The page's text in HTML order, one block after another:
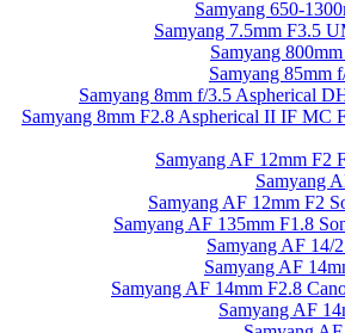
Samyang 650-
Samyang 7.5mm F3.5
Samyang
Samyang 85mm
Samyang 8mm f/3.5 Aspherical
Samyang 8mm F2.8 Aspherical II IF MC
Samyang AF 12mm F2
Samyang
Samyang AF 12mm F2
Samyang AF 135mm F1.8
Samyang AF 14/
Samyang AF
Samyang AF 14mm F2.8
Samyang AF